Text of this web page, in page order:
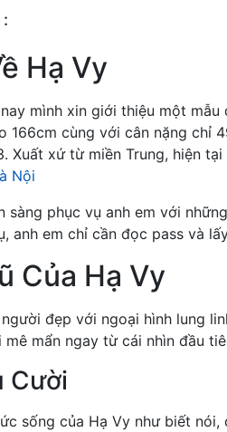
Hạ Vy
mình xin giới thiệu một
166cm cùng với cân nặng chỉ
Xuất xứ từ miền Trung, hiện
Nội
sàng phục vụ anh em với
anh em chỉ cần đọc pass và
Của Hạ Vy
đẹp với ngoại hình lung
mê mẩn ngay từ cái nhìn đầu
Cười
sống của Hạ Vy như biết